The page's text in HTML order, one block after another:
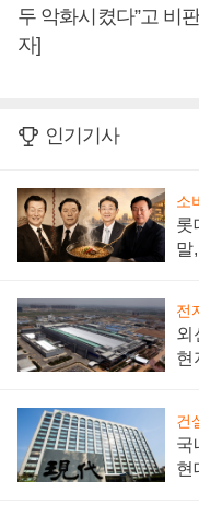
두 악화시켰다”고 비
자]
인기기사
소
롯
말
전
외
현
건
국
현